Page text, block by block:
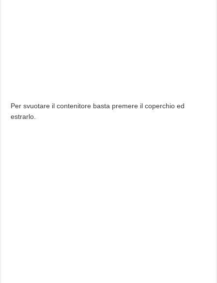
Per svuotare il contenitore basta premere il coperchio ed
estrarlo.